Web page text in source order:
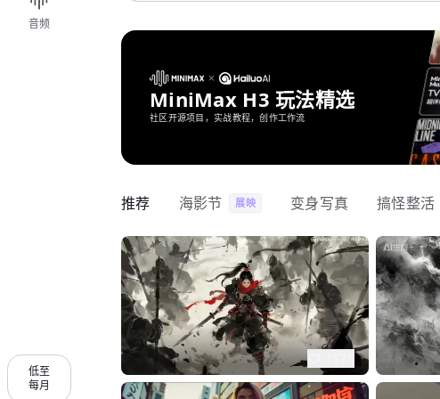
音频
低至
每月
MiniMax H3 玩法精选
社区开源项目，实战教程，创作工作流
推荐 海影节 展映 变身写真 搞怪整活